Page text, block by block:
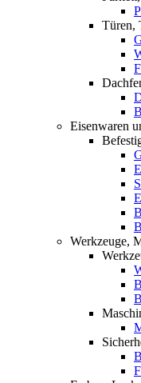
Türen,
Eisenwaren
Werkzeuge,